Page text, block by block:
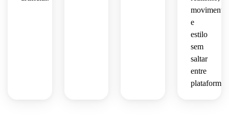
movimento
e
estilo
sem
saltar
entre